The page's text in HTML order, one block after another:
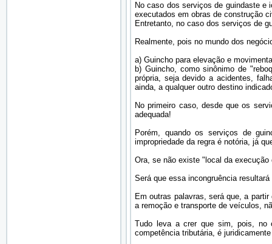
No caso dos serviços de guindaste e
executados em obras de construção
Entretanto, no caso dos serviços de
Realmente, pois no mundo dos
a) Guincho para elevação e
b) Guincho, como sinônimo de
própria, seja devido a acidentes,
ainda, a qualquer outro destino
No primeiro caso, desde que os
adequada!
Porém, quando os serviços de
impropriedade da regra é notória, já
Ora, se não existe "local da
Será que essa incongruência
Em outras palavras, será que, a
a remoção e transporte de veículos,
Tudo leva a crer que sim, pois, no
competência tributária, é